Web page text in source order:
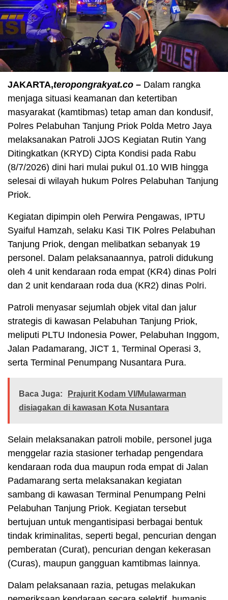
JAKARTA,teropongrakyat.co – Dalam rangka
menjaga situasi keamanan dan ketertiban
masyarakat (kamtibmas) tetap aman dan kondusif,
Polres Pelabuhan Tanjung Priok Polda Metro Jaya
melaksanakan Patroli JJOS Kegiatan Rutin Yang
Ditingkatkan (KRYD) Cipta Kondisi pada Rabu
(8/7/2026) dini hari mulai pukul 01.10 WIB hingga
selesai di wilayah hukum Polres Pelabuhan Tanjung
Priok.
Kegiatan dipimpin oleh Perwira Pengawas, IPTU
Syaiful Hamzah, selaku Kasi TIK Polres Pelabuhan
Tanjung Priok, dengan melibatkan sebanyak 19
personel. Dalam pelaksanaannya, patroli didukung
oleh 4 unit kendaraan roda empat (KR4) dinas Polri
dan 2 unit kendaraan roda dua (KR2) dinas Polri.
Patroli menyasar sejumlah objek vital dan jalur
strategis di kawasan Pelabuhan Tanjung Priok,
meliputi PLTU Indonesia Power, Pelabuhan Inggom,
Jalan Padamarang, JICT 1, Terminal Operasi 3,
serta Terminal Penumpang Nusantara Pura.
Baca Juga:
Prajurit Kodam VI/Mulawarman
disiagakan di kawasan Kota Nusantara
Selain melaksanakan patroli mobile, personel juga
menggelar razia stasioner terhadap pengendara
kendaraan roda dua maupun roda empat di Jalan
Padamarang serta melaksanakan kegiatan
sambang di kawasan Terminal Penumpang Pelni
Pelabuhan Tanjung Priok. Kegiatan tersebut
bertujuan untuk mengantisipasi berbagai bentuk
tindak kriminalitas, seperti begal, pencurian dengan
pemberatan (Curat), pencurian dengan kekerasan
(Curas), maupun gangguan kamtibmas lainnya.
Dalam pelaksanaan razia, petugas melakukan